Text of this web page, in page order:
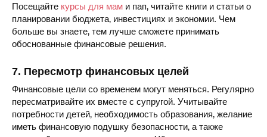
Посещайте курсы для мам и пап‚ читайте книги и статьи о
планировании бюджета‚ инвестициях и экономии. Чем
больше вы знаете‚ тем лучше сможете принимать
обоснованные финансовые решения.
7. Пересмотр финансовых целей
Финансовые цели со временем могут меняться. Регулярно
пересматривайте их вместе с супругой. Учитывайте
потребности детей‚ необходимость образования‚ желание
иметь финансовую подушку безопасности‚ а также